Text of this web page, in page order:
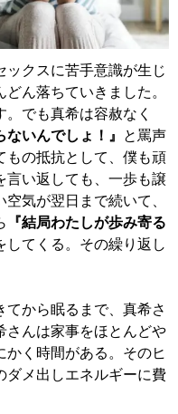
ックスに苦手意識が生じ
ん落ちていきました。
でも真希は容赦なく
ないんでしょ！』
と罵声
もの抵抗として、僕も頑
言い返しても、一歩も譲
気が翌日まで続いて、
『結局わたしが歩み寄る
してくる。その繰り返し
から眠るまで、真希さ
さんは家事をほとんどや
かく時間がある。そのヒ
ダメ出しエネルギーに費